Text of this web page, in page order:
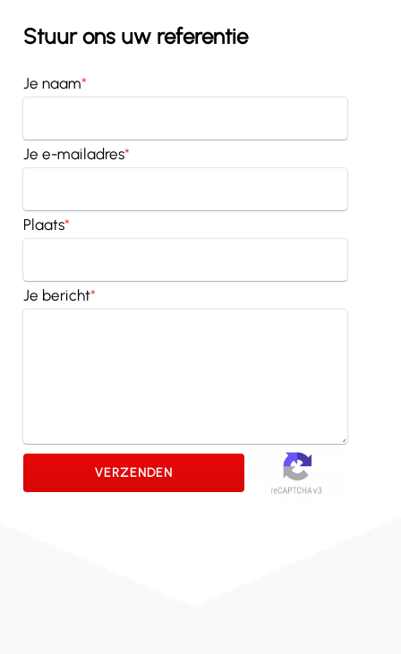
Stuur ons uw referentie
Je naam*
Je e-mailadres*
Plaats*
Je bericht*